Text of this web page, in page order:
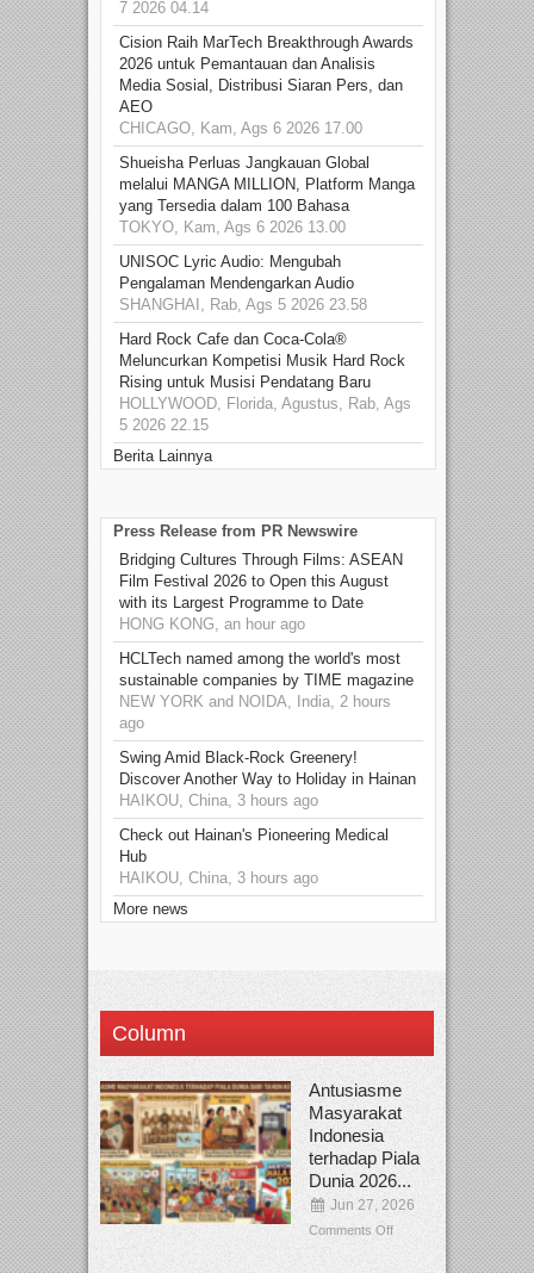
7 2026 04.14
Cision Raih MarTech Breakthrough Awards
2026 untuk Pemantauan dan Analisis
Media Sosial, Distribusi Siaran Pers, dan
AEO
CHICAGO, Kam, Ags 6 2026 17.00
Shueisha Perluas Jangkauan Global
melalui MANGA MILLION, Platform Manga
yang Tersedia dalam 100 Bahasa
TOKYO, Kam, Ags 6 2026 13.00
UNISOC Lyric Audio: Mengubah
Pengalaman Mendengarkan Audio
SHANGHAI, Rab, Ags 5 2026 23.58
Hard Rock Cafe dan Coca-Cola®
Meluncurkan Kompetisi Musik Hard Rock
Rising untuk Musisi Pendatang Baru
HOLLYWOOD, Florida, Agustus, Rab, Ags
5 2026 22.15
Berita Lainnya
Press Release from PR Newswire
Bridging Cultures Through Films: ASEAN
Film Festival 2026 to Open this August
with its Largest Programme to Date
HONG KONG, an hour ago
HCLTech named among the world's most
sustainable companies by TIME magazine
NEW YORK and NOIDA, India, 2 hours
ago
Swing Amid Black‑Rock Greenery!
Discover Another Way to Holiday in Hainan
HAIKOU, China, 3 hours ago
Check out Hainan's Pioneering Medical
Hub
HAIKOU, China, 3 hours ago
More news
Column
Antusiasme
Masyarakat
Indonesia
terhadap Piala
Dunia 2026...
Jun 27, 2026
Comments Off